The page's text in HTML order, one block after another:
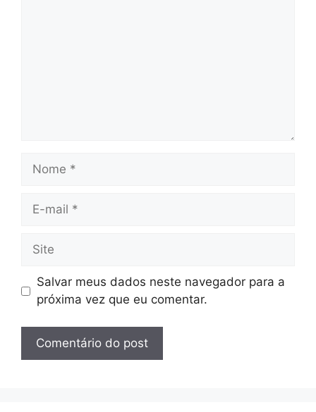
Nome
Site
Salvar meus dados neste navegador para a
próxima vez que eu comentar.